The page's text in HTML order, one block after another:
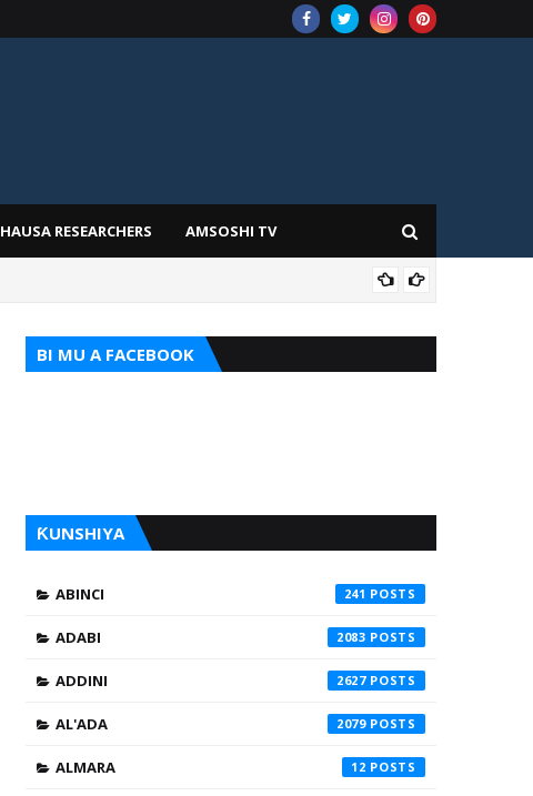
HAUSA RESEARCHERS AMSOSHI TV
BI MU A FACEBOOK
ƘUNSHIYA
ABINCI 241
ADABI 2083
ADDINI 2627
AL'ADA 2079
ALMARA 12